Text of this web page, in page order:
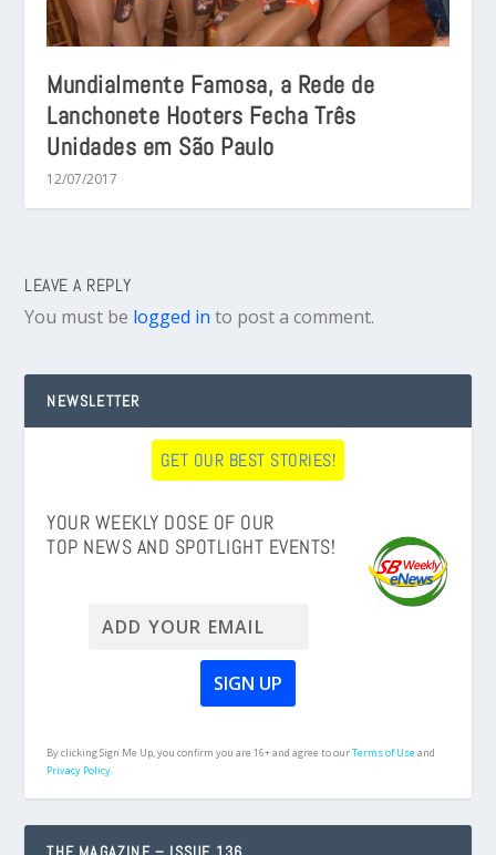
Mundialmente Famosa, a Rede de
Lanchonete Hooters Fecha Três
Unidades em São Paulo
12/07/2017
LEAVE A REPLY
You must be logged in to post a comment.
NEWSLETTER
GET OUR BEST STORIES!
YOUR WEEKLY DOSE OF OUR
TOP NEWS AND SPOTLIGHT EVENTS!
By clicking Sign Me Up, you confirm you are 16+ and agree to ourTerms of Useand
Privacy Policy.